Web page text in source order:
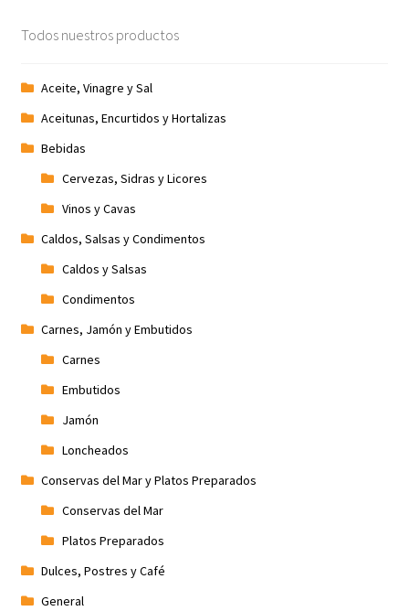
Todos nuestros productos
Aceite, Vinagre y Sal
Aceitunas, Encurtidos y Hortalizas
Bebidas
Cervezas, Sidras y Licores
Vinos y Cavas
Caldos, Salsas y Condimentos
Caldos y Salsas
Condimentos
Carnes, Jamón y Embutidos
Carnes
Embutidos
Jamón
Loncheados
Conservas del Mar y Platos Preparados
Conservas del Mar
Platos Preparados
Dulces, Postres y Café
General